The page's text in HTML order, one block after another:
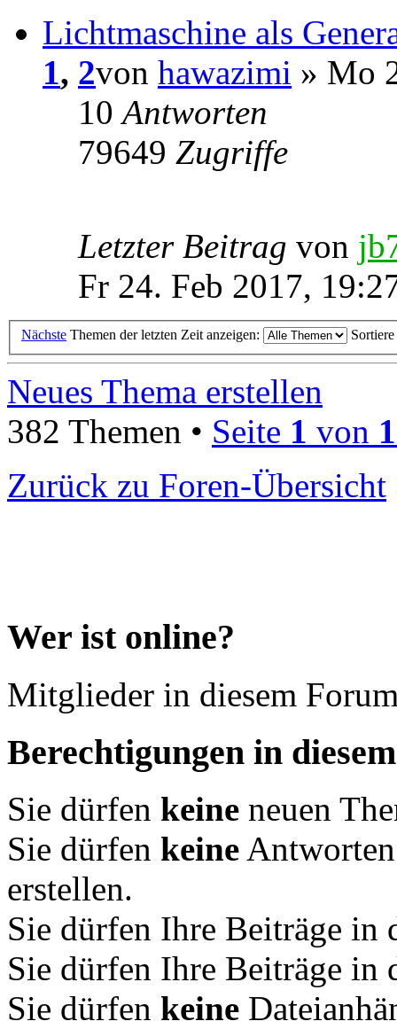
Lichtmaschine als
1, 2von hawazimi » Mo
10Antworten
79649 Zugriffe
Letzter Beitrag von
Fr 24. Feb 2017,
Nächste Themen der letzten Zeit anzeigen:
Neues Thema erstellen
382 Themen • Seite 1 von
Zurück zu Foren-Übersicht
Wer ist online?
Mitglieder in diesem
Berechtigungen in
Sie dürfen keine neuen
Sie dürfen keine
erstellen.
Sie dürfen Ihre Beiträge in
Sie dürfen Ihre Beiträge in
Sie dürfen keine